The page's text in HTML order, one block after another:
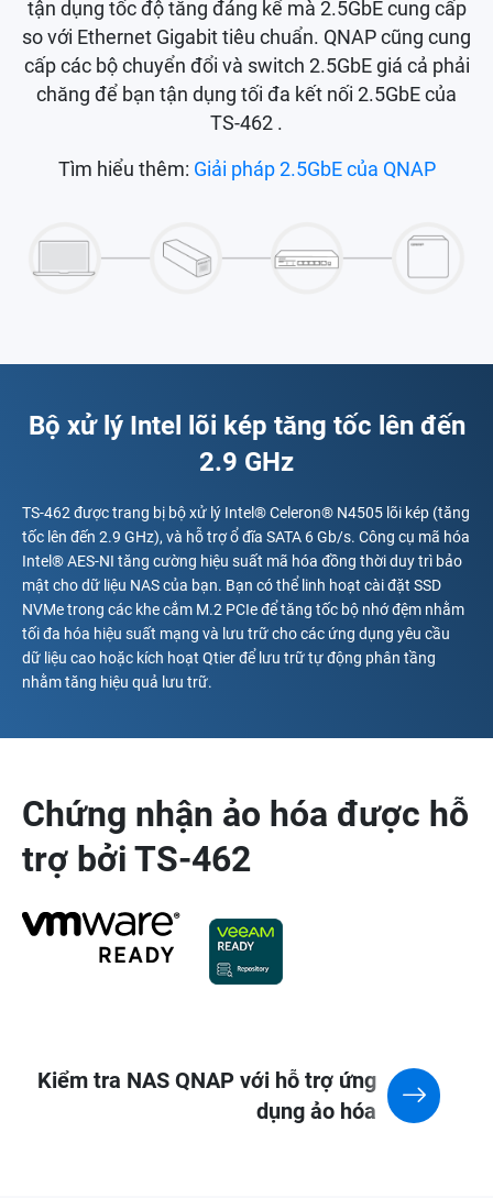
tận dụng tốc độ tăng đáng kể mà 2.5GbE cung cấp
so với Ethernet Gigabit tiêu chuẩn. QNAP cũng cung
cấp các bộ chuyển đổi và switch 2.5GbE giá cả phải
chăng để bạn tận dụng tối đa kết nối 2.5GbE của
TS-462 .
Tìm hiểu thêm: Giải pháp 2.5GbE của QNAP
Bộ xử lý Intel lõi kép tăng tốc lên đến
2.9 GHz
TS-462 được trang bị bộ xử lý Intel® Celeron® N4505 lõi kép (tăng
tốc lên đến 2.9 GHz), và hỗ trợ ổ đĩa SATA 6 Gb/s. Công cụ mã hóa
Intel® AES-NI tăng cường hiệu suất mã hóa đồng thời duy trì bảo
mật cho dữ liệu NAS của bạn. Bạn có thể linh hoạt cài đặt SSD
NVMe trong các khe cắm M.2 PCIe để tăng tốc bộ nhớ đệm nhằm
tối đa hóa hiệu suất mạng và lưu trữ cho các ứng dụng yêu cầu
dữ liệu cao hoặc kích hoạt Qtier để lưu trữ tự động phân tầng
nhằm tăng hiệu quả lưu trữ.
Chứng nhận ảo hóa được hỗ
trợ bởi TS-462
Kiểm tra NAS QNAP với hỗ trợ ứng
dụng ảo hóa